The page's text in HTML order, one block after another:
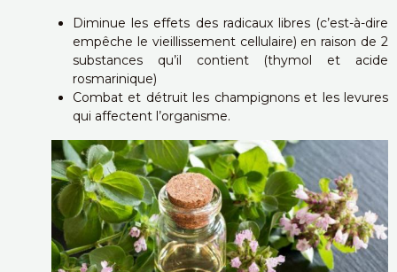
Diminue les effets des radicaux libres (c’est-à-dire
empêche le vieillissement cellulaire) en raison de 2
substances qu’il contient (thymol et acide
rosmarinique)
Combat et détruit les champignons et les levures
qui affectent l’organisme.